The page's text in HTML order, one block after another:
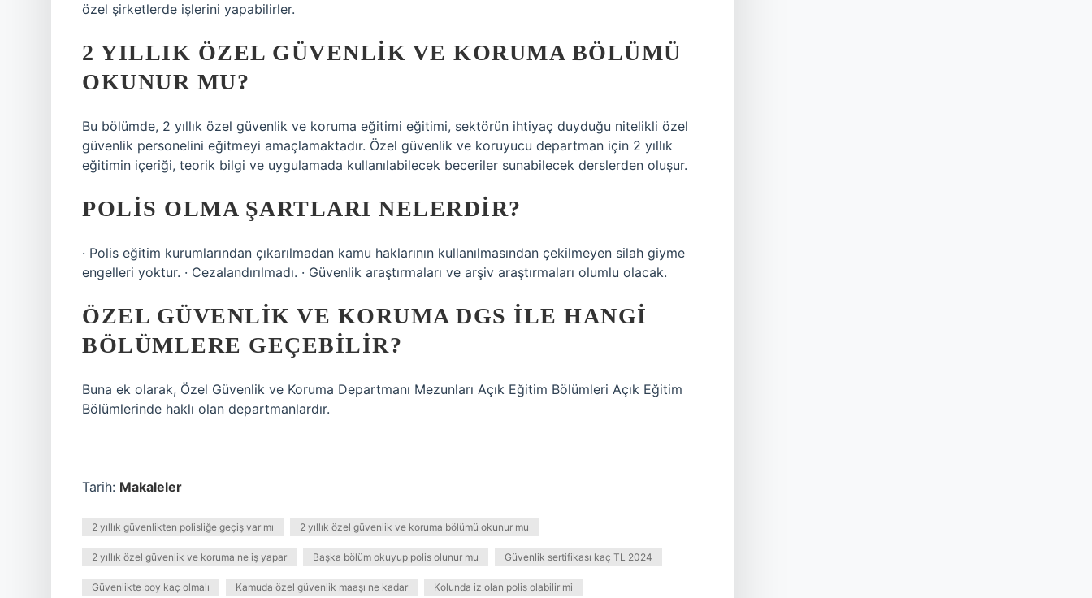
özel şirketlerde işlerini yapabilirler.
2 YILLIK ÖZEL GÜVENLIK VE KORUMA BÖLÜMÜ
OKUNUR MU?
Bu bölümde, 2 yıllık özel güvenlik ve koruma eğitimi eğitimi, sektörün ihtiyaç duyduğu nitelikli özel
güvenlik personelini eğitmeyi amaçlamaktadır. Özel güvenlik ve koruyucu departman için 2 yıllık
eğitimin içeriği, teorik bilgi ve uygulamada kullanılabilecek beceriler sunabilecek derslerden oluşur.
POLIS OLMA ŞARTLARI NELERDIR?
· Polis eğitim kurumlarından çıkarılmadan kamu haklarının kullanılmasından çekilmeyen silah giyme
engelleri yoktur. · Cezalandırılmadı. · Güvenlik araştırmaları ve arşiv araştırmaları olumlu olacak.
ÖZEL GÜVENLIK VE KORUMA DGS ILE HANGI
BÖLÜMLERE GEÇEBILIR?
Buna ek olarak, Özel Güvenlik ve Koruma Departmanı Mezunları Açık Eğitim Bölümleri Açık Eğitim
Bölümlerinde haklı olan departmanlardır.
Tarih: Makaleler
2 yıllık güvenlikten polisliğe geçiş var mı 2 yıllık özel güvenlik ve koruma bölümü okunur mu
2 yıllık özel güvenlik ve koruma ne iş yapar Başka bölüm okuyup polis olunur mu Güvenlik sertifikası kaç TL 2024
Güvenlikte boy kaç olmalı Kamuda özel güvenlik maaşı ne kadar Kolunda iz olan polis olabilir mi